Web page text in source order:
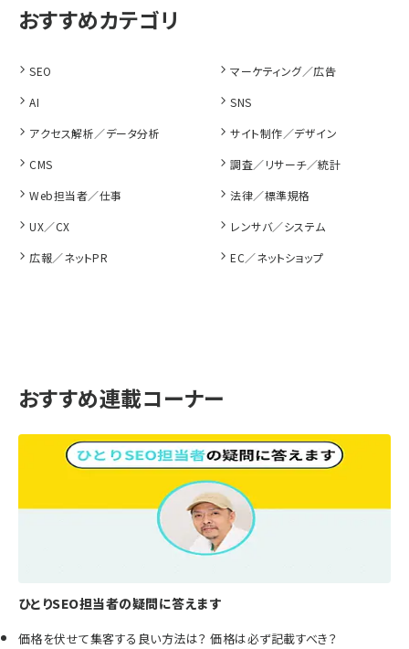
SEO
マーケティング／広告
AI
SNS
アクセス解析／データ分析
サイト制作／デザイン
CMS
調査／リサーチ／統計
Web担当者／仕事
法律／標準規格
UX／CX
レンサバ／システム
広報／ネットPR
EC／ネットショップ
おすすめ連載コーナー
ひとりSEO担当者の疑問に答えます
価格を伏せて集客する良い方法は？ 価格は必ず記載すべき？